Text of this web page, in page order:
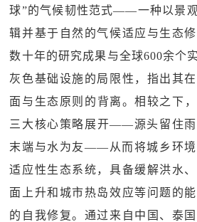
球”的气候韧性范式——一种以景
辑并基于自然的气候适应与生态
数十年的研究成果与全球600余个
灰色基础设施的局限性，指出其
面与生态原则的背离。相较之下
三大核心策略展开——源头留住雨
末端与水为友——从而将城乡环境
适应性生态系统，具备缓解洪水
面上升和城市热岛效应等问题的
的自我修复。通过来自中国、泰